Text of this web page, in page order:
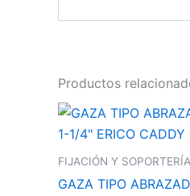
Productos
FIJACIÓN Y SOPORTERÍA
GAZA TIPO